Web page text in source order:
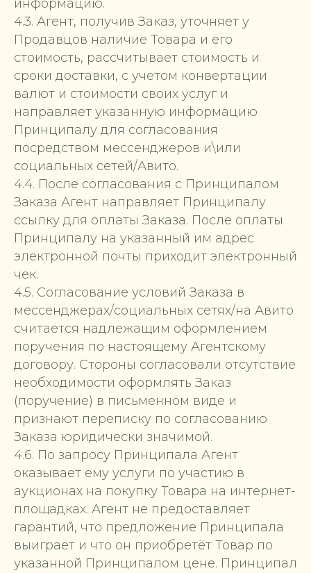
информацию.
4.3. Агент, получив Заказ, уточняет у
Продавцов наличие Товара и его
стоимость, рассчитывает стоимость и
сроки доставки, с учетом конвертации
валют и стоимости своих услуг и
направляет указанную информацию
Принципалу для согласования
посредством мессенджеров и\или
социальных сетей/Авито.
4.4. После согласования с Принципалом
Заказа Агент направляет Принципалу
ссылку для оплаты Заказа. После оплаты
Принципалу на указанный им адрес
электронной почты приходит электронный
чек.
4.5. Согласование условий Заказа в
мессенджерах/социальных сетях/на Авито
считается надлежащим оформлением
поручения по настоящему Агентскому
договору. Стороны согласовали отсутствие
необходимости оформлять Заказ
(поручение) в письменном виде и
признают переписку по согласованию
Заказа юридически значимой.
4.6. По запросу Принципала Агент
оказывает ему услуги по участию в
аукционах на покупку Товара на интернет-
площадках. Агент не предоставляет
гарантий, что предложение Принципала
выиграет и что он приобретёт Товар по
указанной Принципалом цене. Принципал